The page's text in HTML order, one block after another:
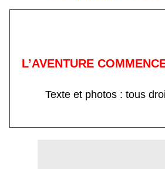
L’AVENTURE
Texte et photos : tous